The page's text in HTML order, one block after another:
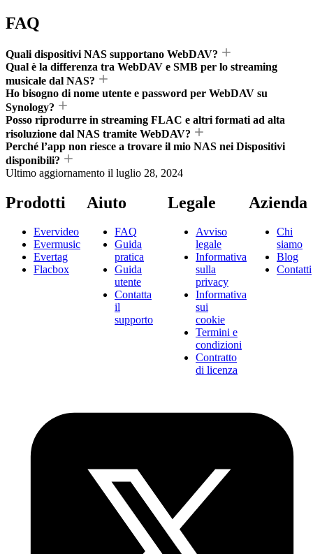
FAQ
Quali dispositivi NAS supportano WebDAV?
Qual è la differenza tra WebDAV e SMB per lo streaming
musicale dal NAS?
Ho bisogno di nome utente e password per WebDAV su
Synology?
Posso riprodurre in streaming FLAC e altri formati ad alta
risoluzione dal NAS tramite WebDAV?
Perché l’app non riesce a trovare il mio NAS nei Dispositivi
disponibili?
Ultimo aggiornamento il luglio 28, 2024
Prodotti
Evervideo
Evermusic
Evertag
Flacbox
Aiuto
FAQ
Guida
pratica
Guida
utente
Contatta
il
supporto
Legale
Avviso
legale
Informativa
sulla
privacy
Informativa
sui
cookie
Termini e
condizioni
Contratto
di licenza
Azienda
Chi
siamo
Blog
Contatti